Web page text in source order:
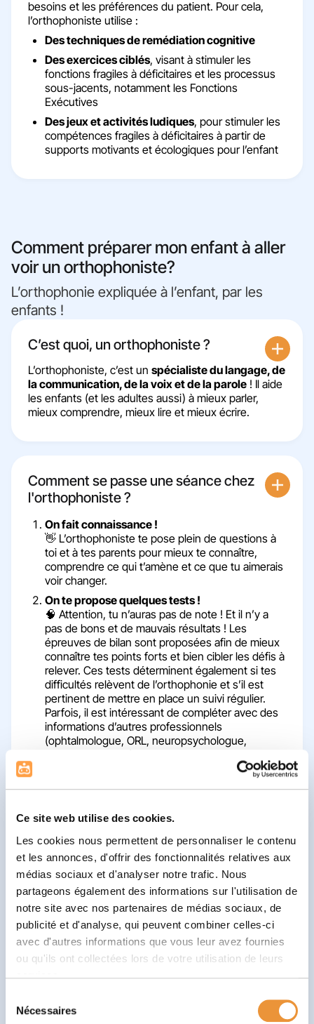
Ce site web utilise des cookies.
Les cookies nous permettent de personnaliser le contenu
et les annonces, d'offrir des fonctionnalités relatives aux
médias sociaux et d'analyser notre trafic. Nous
partageons également des informations sur l'utilisation de
notre site avec nos partenaires de médias sociaux, de
publicité et d'analyse, qui peuvent combiner celles-ci
avec d'autres informations que vous leur avez fournies
ou qu'ils ont collectées lors de votre utilisation de leurs
services.
Nécessaires
besoins et les préférences du patient. Pour cela,
l’orthophoniste utilise :
Des techniques de remédiation cognitive
Des exercices ciblés, visant à stimuler les
fonctions fragiles à déficitaires et les processus
sous-jacents, notamment les Fonctions
Exécutives
Des jeux et activités ludiques, pour stimuler les
compétences fragiles à déficitaires à partir de
supports motivants et écologiques pour l’enfant
Comment préparer mon enfant à aller
voir un orthophoniste?
L’orthophonie expliquée à l’enfant, par les
enfants !​
C’est quoi, un orthophoniste ?​
L’orthophoniste, c’est un spécialiste du langage, de
la communication, de la voix et de la parole ! Il aide
les enfants (et les adultes aussi) à mieux parler,
mieux comprendre, mieux lire et mieux écrire.
Comment se passe une séance chez
l'orthophoniste ?
On fait connaissance !
👋 L’orthophoniste te pose plein de questions à
toi et à tes parents pour mieux te connaître,
comprendre ce qui t’amène et ce que tu aimerais
voir changer.
On te propose quelques tests !
🧠 Attention, tu n’auras pas de note ! Et il n’y a
pas de bons et de mauvais résultats ! Les
épreuves de bilan sont proposées afin de mieux
connaître tes points forts et bien cibler les défis à
relever. Ces tests déterminent également si tes
difficultés relèvent de l’orthophonie et s’il est
pertinent de mettre en place un suivi régulier.
Parfois, il est intéressant de compléter avec des
informations d’autres professionnels
(ophtalmologue, ORL, neuropsychologue,
pour trouver les bonnes solutions, pour toi.
On s’entraine parfois même en jouant
d’apprendre et de comprendre de nouvelles
tes défis.
Tu repars avec des astuces !
✨ À la fin de la séance, tu auras peut-être des
petits exercices à refaire à la maison, ou des
conseils à appliquer à l’école pour continuer à
progresser entre les séances.
Les orthophonistes (ou logopèdes / logopédistes)